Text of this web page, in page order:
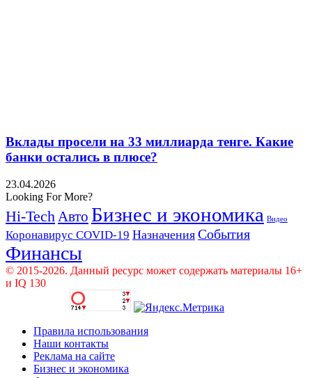
Вклады просели на 33 миллиарда тенге. Какие
банки остались в плюсе?
23.04.2026
Looking For More?
Hi-Tech Авто Бизнес и экономика Видео
Коронавирус COVID-19 Назначения События
Финансы
© 2015-2026. Данный ресурс может содержать материалы 16+
и IQ 130
Правила использования
Наши контакты
Реклама на сайте
Бизнес и экономика